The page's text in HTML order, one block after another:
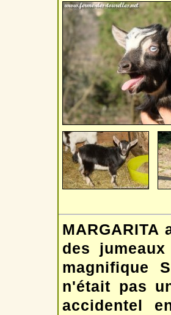
des
magnifique
n'était pas
accidentel